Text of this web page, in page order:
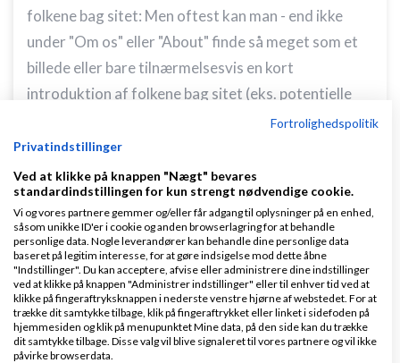
folkene bag sitet: Men oftest kan man - end ikke
under "Om os" eller "About" finde så meget som et
billede eller bare tilnærmelsesvis en kort
introduktion af folkene bag sitet (eks. potentielle
samarbejdspartnere) - jeg tror ikke det skyldes at
der er noget fordækt - det er uhyre sjældent - men
snarere fordi mange glemmer at præsentere dem
selv.
Man skal huske på en gylden regel: Folk vælger dig,
"køber dig", fordi de enten kender dig, kan li´ dig eller
har tillid til dig.
Men tilbage til mit eksperiment:
Fortrolighedspolitik
Privatindstillinger
Ved at klikke på knappen "Nægt" bevares
standardindstillingen for kun strengt nødvendige cookie.
Vi og vores partnere gemmer og/eller får adgang til oplysninger på en enhed,
såsom unikke ID'er i cookie og anden browserlagring for at behandle
personlige data. Nogle leverandører kan behandle dine personlige data
baseret på legitim interesse, for at gøre indsigelse mod dette åbne
"Indstillinger". Du kan acceptere, afvise eller administrere dine indstillinger
ved at klikke på knappen "Administrer indstillinger" eller til enhver tid ved at
klikke på fingeraftryksknappen i nederste venstre hjørne af webstedet. For at
trække dit samtykke tilbage, klik på fingeraftrykket eller linket i sidefoden på
hjemmesiden og klik på menupunktet Mine data, på den side kan du trække
dit samtykke tilbage. Disse valg vil blive signaleret til vores partnere og vil ikke
påvirke browserdata.